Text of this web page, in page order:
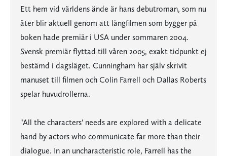
Ett hem vid världens ände är hans debutroman, som nu
åter blir aktuell genom att långfilmen som bygger på
boken hade premiär i USA under sommaren 2004.
Svensk premiär flyttad till våren 2005, exakt tidpunkt ej
bestämd i dagsläget. Cunningham har själv skrivit
manuset till filmen och Colin Farrell och Dallas Roberts
spelar huvudrollerna.
"All the characters' needs are explored with a delicate
hand by actors who communicate far more than their
dialogue. In an uncharacteristic role, Farrell has the